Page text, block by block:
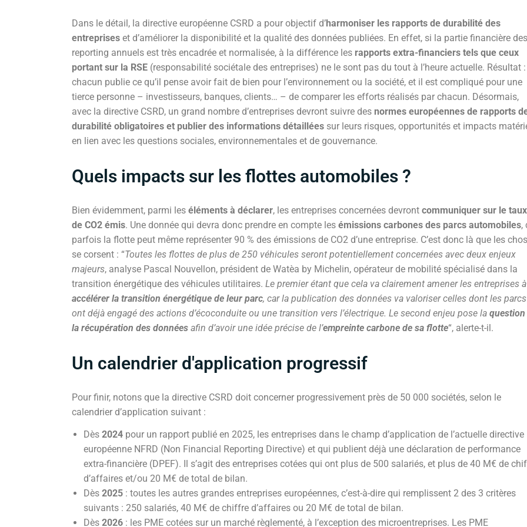
Dans le détail, la directive européenne CSRD a pour objectif d’harmoniser les rapports de durabilité des
entreprises et d’améliorer la disponibilité et la qualité des données publiées. En effet, si la partie financière des
reporting annuels est très encadrée et normalisée, à la différence les rapports extra-financiers tels que ceux
portant sur la RSE (responsabilité sociétale des entreprises) ne le sont pas du tout à l’heure actuelle. Résultat :
chacun publie ce qu’il pense avoir fait de bien pour l’environnement ou la société, et il est compliqué pour une
tierce personne – investisseurs, banques, clients… – de comparer les efforts réalisés par chacun. Désormais,
avec la directive CSRD, un grand nombre d’entreprises devront suivre des normes européennes de rapports
durabilité obligatoires et publier des informations détaillées sur leurs risques, opportunités et impacts
en lien avec les questions sociales, environnementales et de gouvernance.
Quels impacts sur les flottes automobiles ?
Bien évidemment, parmi les éléments à déclarer, les entreprises concernées devront communiquer sur le taux
de CO2 émis. Une donnée qui devra donc prendre en compte les émissions carbones des parcs automobiles,
parfois la flotte peut même représenter 90 % des émissions de CO2 d’une entreprise. C’est donc là que les
se corsent : “Toutes les flottes de plus de 250 véhicules seront potentiellement concernées avec deux enjeux
majeurs, analyse Pascal Nouvellon, président de Watèa by Michelin, opérateur de mobilité spécialisé dans la
transition énergétique des véhicules utilitaires. Le premier étant que cela va clairement amener les entreprises à
accélérer la transition énergétique de leur parc, car la publication des données va valoriser celles dont les parcs
ont déjà engagé des actions d’écoconduite ou une transition vers l’électrique. Le second enjeu pose la question
la récupération des données afin d’avoir une idée précise de l’empreinte carbone de sa flotte“, alerte-t-il.
Un calendrier d'application progressif
Pour finir, notons que la directive CSRD doit concerner progressivement près de 50 000 sociétés, selon le
calendrier d’application suivant :
Dès 2024 pour un rapport publié en 2025, les entreprises dans le champ d’application de l’actuelle directive
européenne NFRD (Non Financial Reporting Directive) et qui publient déjà une déclaration de performance
extra-financière (DPEF). Il s’agit des entreprises cotées qui ont plus de 500 salariés, et plus de 40 M€ de
d’affaires et/ou 20 M€ de total de bilan.
Dès 2025 : toutes les autres grandes entreprises européennes, c’est-à-dire qui remplissent 2 des 3 critères
suivants : 250 salariés, 40 M€ de chiffre d’affaires ou 20 M€ de total de bilan.
Dès 2026 : les PME cotées sur un marché règlementé, à l’exception des microentreprises. Les PME